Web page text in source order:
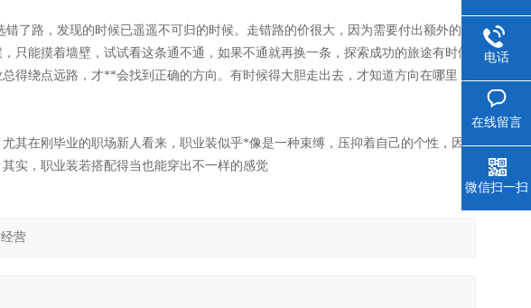
了路，发现的时候已遥遥不可归的时候。走错路的价很大，因为需要付出额外的成
只能摸着墙壁，试试看这条通不通，如果不通就再换一条，探索成功的旅途有时候
得绕点远路，才**会找到正确的方向。有时候得大胆走出去，才知道方向在哪里，
其在刚毕业的职场新人看来，职业装似乎*像是一种束缚，压抑着自己的个性，因
实，职业装若搭配得当也能穿出不一样的感觉
电话
在线留言
微信扫一扫